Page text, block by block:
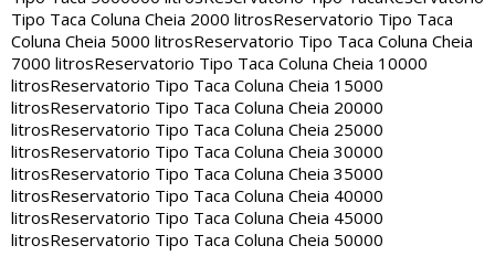
Tipo Taca Coluna Cheia 2000 litrosReservatorio Tipo Taca
Coluna Cheia 5000 litrosReservatorio Tipo Taca Coluna Cheia
7000 litrosReservatorio Tipo Taca Coluna Cheia 10000
litrosReservatorio Tipo Taca Coluna Cheia 15000
litrosReservatorio Tipo Taca Coluna Cheia 20000
litrosReservatorio Tipo Taca Coluna Cheia 25000
litrosReservatorio Tipo Taca Coluna Cheia 30000
litrosReservatorio Tipo Taca Coluna Cheia 35000
litrosReservatorio Tipo Taca Coluna Cheia 40000
litrosReservatorio Tipo Taca Coluna Cheia 45000
litrosReservatorio Tipo Taca Coluna Cheia 50000